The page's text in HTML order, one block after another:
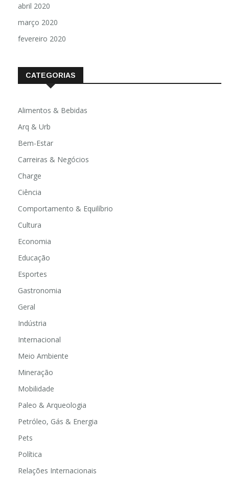
abril 2020
março 2020
fevereiro 2020
CATEGORIAS
Alimentos & Bebidas
Arq & Urb
Bem-Estar
Carreiras & Negócios
Charge
Ciência
Comportamento & Equilíbrio
Cultura
Economia
Educação
Esportes
Gastronomia
Geral
Indústria
Internacional
Meio Ambiente
Mineração
Mobilidade
Paleo & Arqueologia
Petróleo, Gás & Energia
Pets
Política
Relações Internacionais